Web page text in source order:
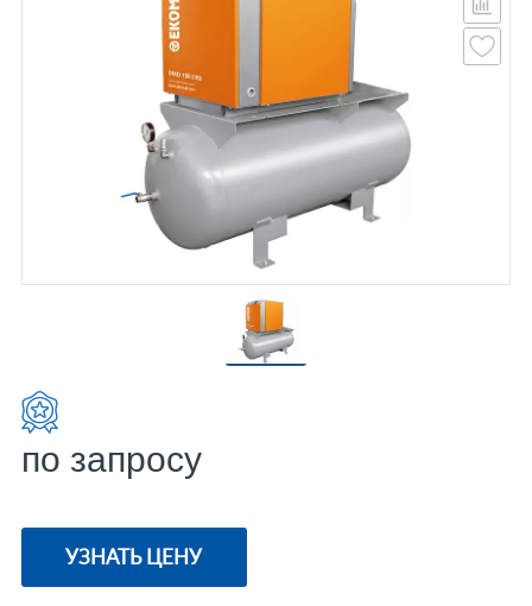
по запросу
УЗНАТЬ ЦЕНУ